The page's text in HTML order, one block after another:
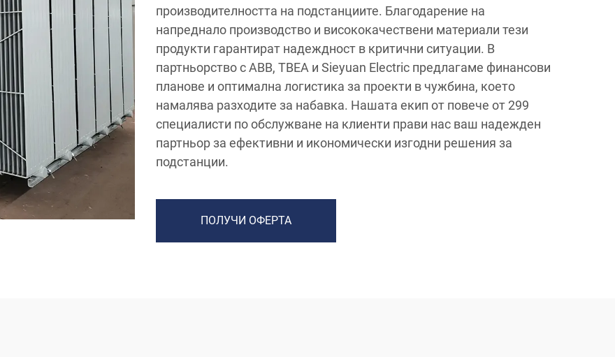
производителността на подстанциите. Благодарение на
напреднало производство и висококачествени материали тези
продукти гарантират надеждност в критични ситуации. В
партньорство с ABB, TBEA и Sieyuan Electric предлагаме финансови
планове и оптимална логистика за проекти в чужбина, което
намалява разходите за набавка. Нашата екип от повече от 299
специалисти по обслужване на клиенти прави нас ваш надежден
партньор за ефективни и икономически изгодни решения за
подстанции.
ПОЛУЧИ ОФЕРТА